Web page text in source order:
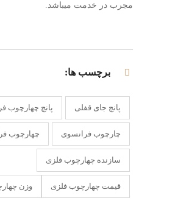
مجرب در خدمت میباشد.
برچسب ها:
پانچ جای قفلی پانچ چهارچوب
چارچوب فرانسوی چهارچوب
سازنده چهارچوب فلزی
قیمت چهارچوب فلزی وزن